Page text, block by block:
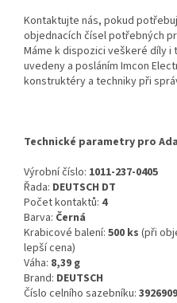
Kontaktujte nás, pokud
objednacích čísel potřebných
Máme k dispozici veškeré díly i
uvedeny a posláním Imcon
konstruktéry a techniky při
Technické parametry pro
Výrobní číslo: 1011-237-0405
Řada: DEUTSCH DT
Počet kontaktů: 4
Barva: Černá
Krabicové balení: 500 ks (při
lepší cena)
Váha: 8,39 g
Brand: DEUTSCH
Číslo celního sazebníku: